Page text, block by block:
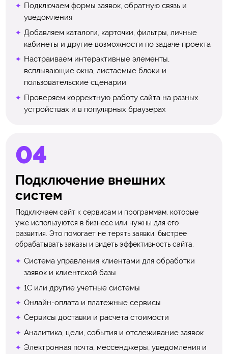
Подключаем формы заявок, обратную связь и
уведомления
Добавляем каталоги, карточки, фильтры, личные
кабинеты и другие возможности по задаче проекта
Настраиваем интерактивные элементы,
всплывающие окна, листаемые блоки и
пользовательские сценарии
Проверяем корректную работу сайта на разных
устройствах и в популярных браузерах
Подключение внешних
систем
Подключаем сайт к сервисам и программам, которые
уже используются в бизнесе или нужны для его
развития. Это помогает не терять заявки, быстрее
обрабатывать заказы и видеть эффективность сайта.
Система управления клиентами для обработки
заявок и клиентской базы
1С или другие учетные системы
Онлайн-оплата и платежные сервисы
Сервисы доставки и расчета стоимости
Аналитика, цели, события и отслеживание заявок
Электронная почта, мессенджеры, уведомления и